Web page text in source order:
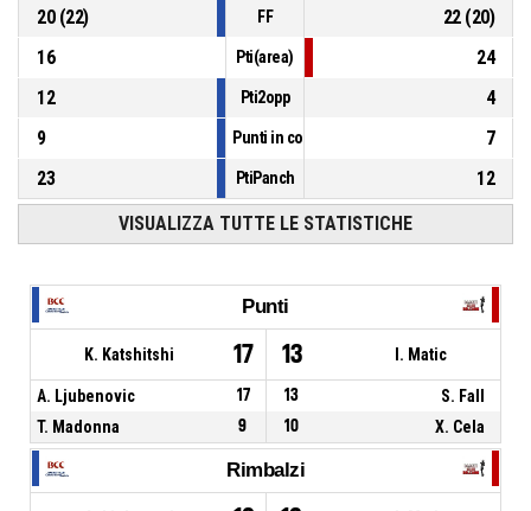
20(22) FF 22(20)
16
Pti(area)
24
12
Pti2opp
4
9
Punti in contropiede
7
23
PtiPanch 12
VISUALIZZA TUTTE LE STATISTICHE
Punti
K. Katshitshi 17 13 I. Matic
A. Ljubenovic 17 13
S. Fall
T. Madonna
9 10 X. Cela
Rimbalzi